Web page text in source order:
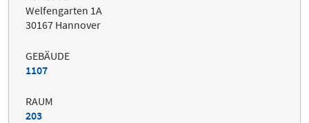
Welfengarten 1A
30167 Hannover
GEBÄUDE
1107
RAUM
203